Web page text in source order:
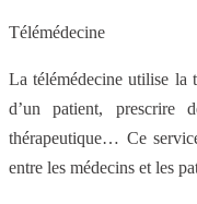
Télémédecine
La télémédecine utilise la
d’un patient, prescrire
thérapeutique… Ce
entre les médecins et les